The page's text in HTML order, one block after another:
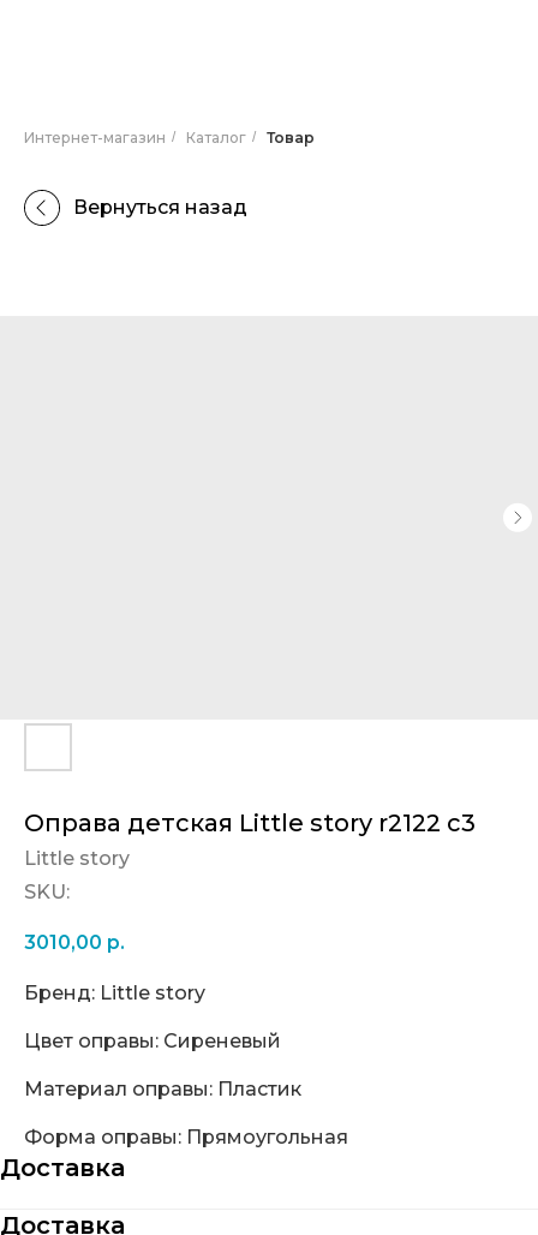
Интернет-магазин / Каталог / Товар
Вернуться назад
Оправа детская Little story r2122 c3
Little story
SKU:
3010,00 р.
Бренд: Little story
Цвет оправы: Сиреневый
Материал оправы: Пластик
Форма оправы: Прямоугольная
Доставка
Доставка